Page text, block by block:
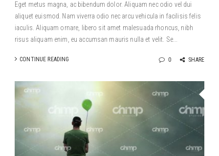
Eget metus magna, ac bibendum dolor. Aliquam nec odio vel dui
aliquet euismod. Nam viverra odio nec arcu vehicula in facilisis felis
iaculis. Aliquam ornare, libero sit amet malesuada rhoncus, nibh
risus aliquam enim, eu accumsan mauris nulla et velit. Se...
CONTINUE READING 0 SHARE